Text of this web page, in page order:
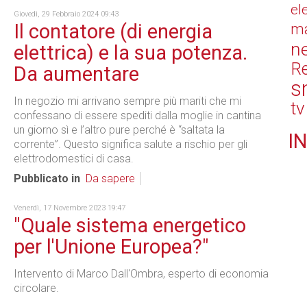
Giovedì, 29 Febbraio 2024 09:43
Il contatore (di energia
elettrica) e la sua potenza.
Da aumentare
In negozio mi arrivano sempre più mariti che mi
confessano di essere spediti dalla moglie in cantina
un giorno sì e l’altro pure perché è “saltata la
corrente”. Questo significa salute a rischio per gli
elettrodomestici di casa.
Pubblicato in Da sapere
Venerdì, 17 Novembre 2023 19:47
"Quale sistema energetico
per l'Unione Europea?"
Intervento di Marco Dall'Ombra, esperto di economia
circolare.
tv
IN